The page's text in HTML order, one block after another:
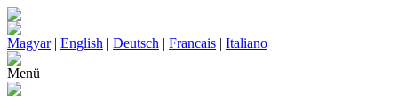
Magyar| English | Deutsch | Francais | Italiano
Menü